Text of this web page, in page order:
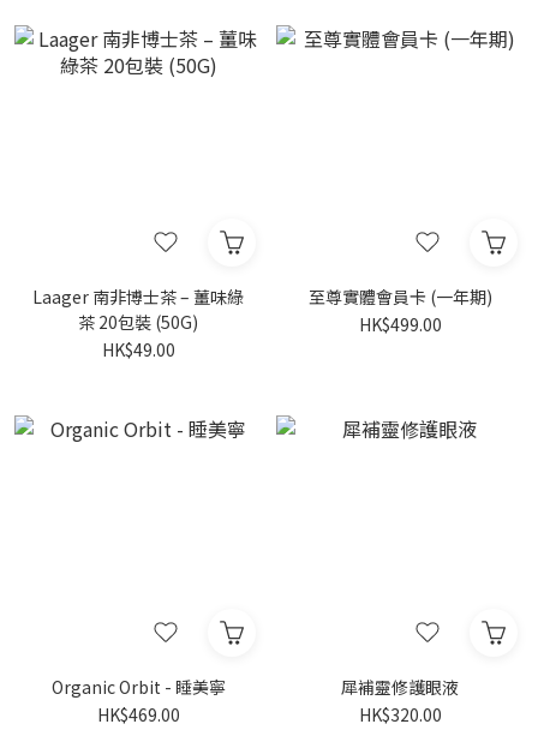
Laager 南非博士茶 – 薑味綠
茶 20包裝 (50G)
HK$49.00
至尊實體會員卡 (一年期)
HK$499.00
Organic Orbit - 睡美寧
HK$469.00
犀補靈修護眼液
HK$320.00